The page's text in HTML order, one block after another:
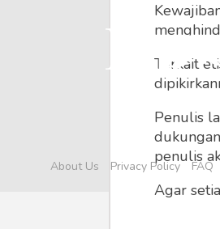
Terkait
Penulis
penulis
Agar
About Us Privacy Policy FAQ